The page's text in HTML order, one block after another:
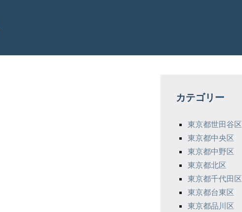
カテゴリー
東京都世田谷区
東京都中央区
東京都中野区
東京都北区
東京都千代田区
東京都台東区
東京都品川区